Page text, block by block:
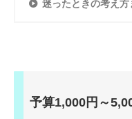
迷ったときの考え方
予算1,000円～